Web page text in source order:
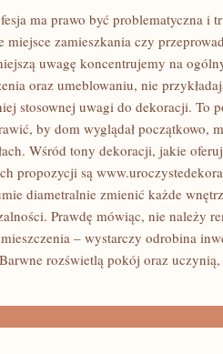
ma prawo być problematyczna i
miejsce zamieszkania czy
uwagę koncentrujemy na
oraz umeblowaniu, nie
stosownej uwagi do dekoracji. To
by dom wyglądał początkowo,
Wśród tony dekoracji, jakie
propozycji są
diametralnie zmienić każde
Prawdę mówiąc, nie należy
– wystarczy odrobina
rozświetlą pokój oraz